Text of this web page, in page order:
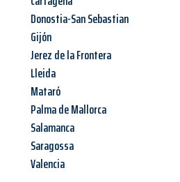
Donostia-San Sebastian
Gijón
Jerez de la Frontera
Lleida
Mataró
Palma de Mallorca
Salamanca
Saragossa
Valencia